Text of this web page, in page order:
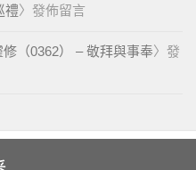
禮〉發佈留言
（0362） – 敬拜與事奉〉發